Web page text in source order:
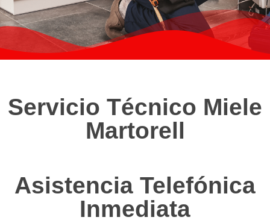
Servicio Técnico Miele
Martorell
Asistencia Telefónica
Inmediata